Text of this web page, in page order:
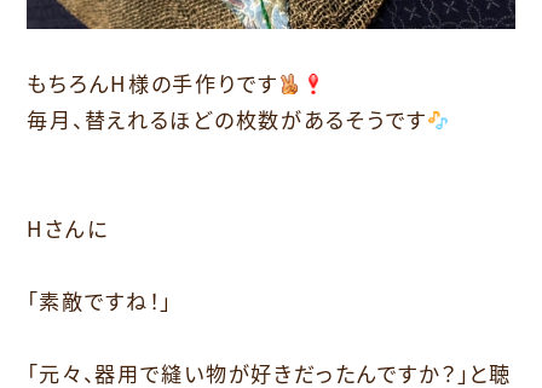
もちろんH様の手作りです
毎月、替えれるほどの枚数があるそうです
Hさんに
「素敵ですね！」
「元々、器用で縫い物が好きだったんですか？」と聴